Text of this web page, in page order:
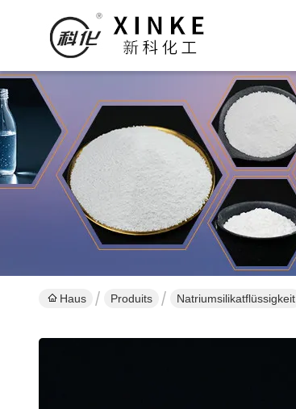
Haus Produits Natriumsilikatflüssigkeit